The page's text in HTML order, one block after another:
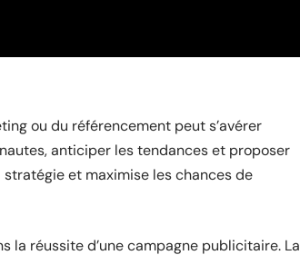
ou du référencement peut s’avérer
anticiper les tendances et proposer
et maximise les chances de
la réussite d’une campagne publicitaire. La